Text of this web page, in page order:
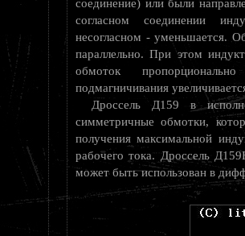
соединение) или были
согласном соединении
несогласном - уменьшается.
параллельно. При этом
обмоток
подмагничивания
Дроссель Д159 в
симметричные обмотки,
получения максимальной
рабочего тока. Дроссель
может быть использован в